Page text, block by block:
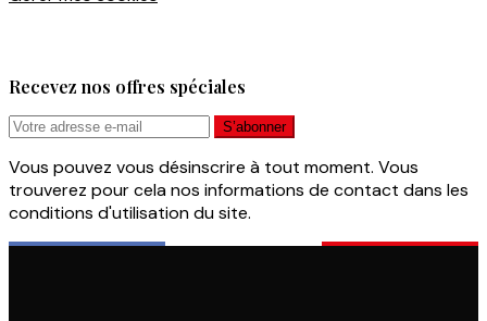
Recevez nos offres spéciales
Vous pouvez vous désinscrire à tout moment. Vous
trouverez pour cela nos informations de contact dans les
conditions d'utilisation du site.